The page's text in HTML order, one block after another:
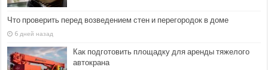
Что проверить перед возведением стен и перегородок в доме
6 дней назад
Как подготовить площадку для аренды тяжелого
автокрана